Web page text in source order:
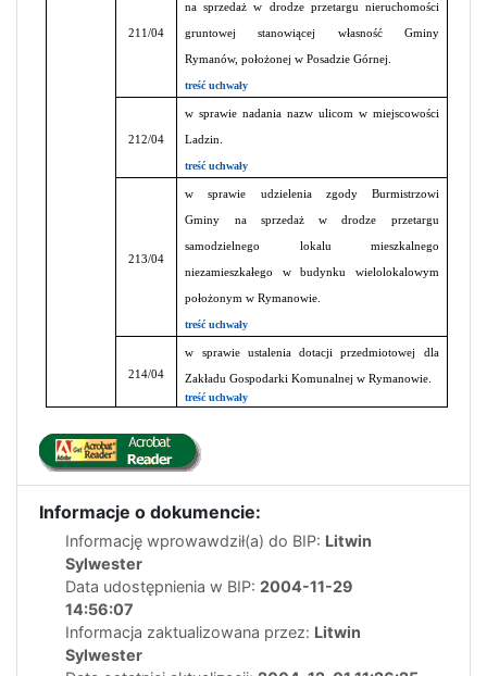
211/04
na sprzedaż w drodze przetargu nieruchomości
gruntowej stanowiącej własność Gminy
Rymanów, położonej w Posadzie Górnej.
treść uchwały
212/04
w sprawie nadania nazw ulicom w miejscowości
Ladzin.
treść uchwały
213/04
w sprawie udzielenia zgody Burmistrzowi
Gminy na sprzedaż w drodze przetargu
samodzielnego lokalu mieszkalnego
niezamieszkałego w budynku wielolokalowym
położonym w Rymanowie.
treść uchwały
214/04
w sprawie ustalenia dotacji przedmiotowej dla
Zakładu Gospodarki Komunalnej w Rymanowie.
treść uchwały
Informacje o dokumencie:
Informację wprowawdził(a) do BIP: Litwin
Sylwester
Data udostępnienia w BIP: 2004-11-29
14:56:07
Informacja zaktualizowana przez: Litwin
Sylwester